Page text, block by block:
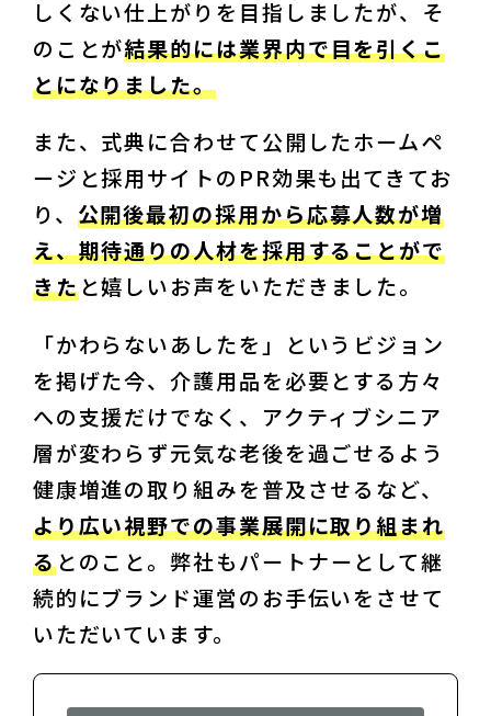
しくない仕上がりを目指しましたが、そ
のことが結果的には業界内で目を引くこ
とになりました。
また、式典に合わせて公開したホームペ
ージと採用サイトのPR効果も出てきてお
り、 公開後最初の採用から応募人数が増
え、期待通りの人材を採用することがで
きたと嬉しいお声をいただきました。
「かわらないあしたを」というビジョン
を掲げた今、介護用品を必要とする方々
への支援だけでなく、アクティブシニア
層が変わらず元気な老後を過ごせるよう
健康増進の取り組みを普及させるなど、
より広い視野での事業展開に取り組まれ
るとのこと。弊社もパートナーとして継
続的にブランド運営のお手伝いをさせて
いただいています。